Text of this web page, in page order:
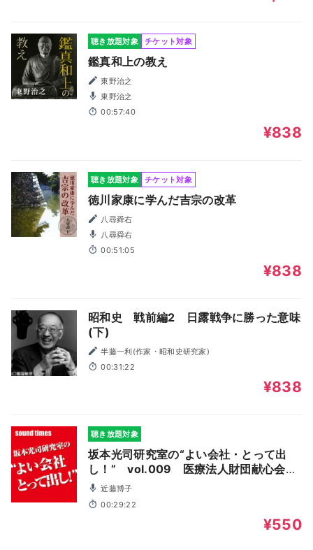
聴き放題対象 チケット対象
鑑真和上の教え
東野治之
東野治之
00:57:40
¥838
聴き放題対象 チケット対象
徳川家康に学んだ吉宗の改革
八尋舜右
八尋舜右
00:51:05
¥838
昭和史 戦前編2 日露戦争に勝った意味
(下)
半藤一利(作家・昭和史研究家)
00:31:22
¥838
聴き放題対象
坂本光司研究室の“よい会社・とって出
し！” vol.009 医療法人財団献心会
川越胃腸病院
近藤博子
00:29:22
¥550